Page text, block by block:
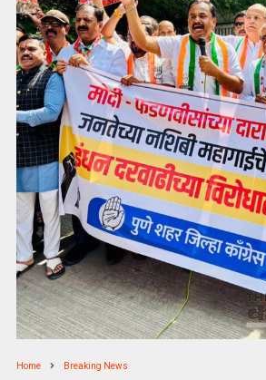
Home Breaking News